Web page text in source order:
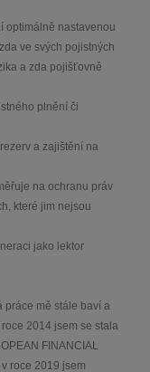
optimálně nastavenou
ve svých pojistných
a zda pojišťovně
plnění či
a zajištění na
na ochranu práv
které jim nejsou
jako lektor
práce mě stále baví a
2014 jsem se stala
FINANCIAL
roce 2019 jsem